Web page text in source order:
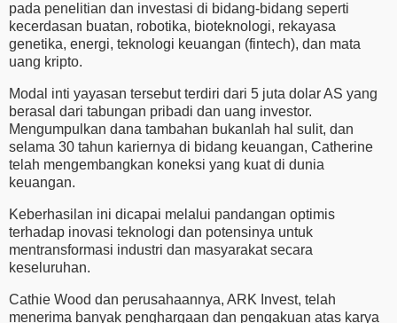
pada penelitian dan investasi di bidang-bidang seperti
kecerdasan buatan, robotika, bioteknologi, rekayasa
genetika, energi, teknologi keuangan (fintech), dan mata
uang kripto.
Modal inti yayasan tersebut terdiri dari 5 juta dolar AS yang
berasal dari tabungan pribadi dan uang investor.
Mengumpulkan dana tambahan bukanlah hal sulit, dan
selama 30 tahun kariernya di bidang keuangan, Catherine
telah mengembangkan koneksi yang kuat di dunia
keuangan.
Keberhasilan ini dicapai melalui pandangan optimis
terhadap inovasi teknologi dan potensinya untuk
mentransformasi industri dan masyarakat secara
keseluruhan.
Cathie Wood dan perusahaannya, ARK Invest, telah
menerima banyak penghargaan dan pengakuan atas karya